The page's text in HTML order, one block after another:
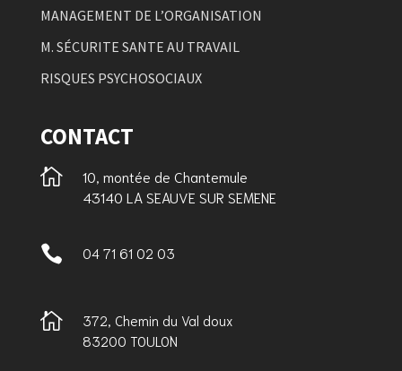
MANAGEMENT DE L’ORGANISATION
M. SÉCURITE SANTE AU TRAVAIL
RISQUES PSYCHOSOCIAUX
CONTACT

10, montée de Chantemule
43140 LA SEAUVE SUR SEMENE
 04 71 61 02 03

372, Chemin du Val doux
83200 TOULON